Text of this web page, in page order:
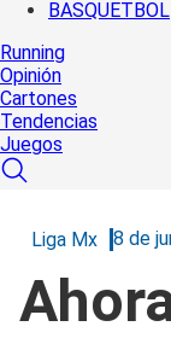
BASQUETBOL
Running
Opinión
Cartones
Tendencias
Juegos
Liga Mx 8 de